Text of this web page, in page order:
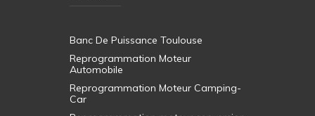
Banc De Puissance Toulouse
Reprogrammation Moteur
Automobile
Reprogrammation Moteur Camping-
Car